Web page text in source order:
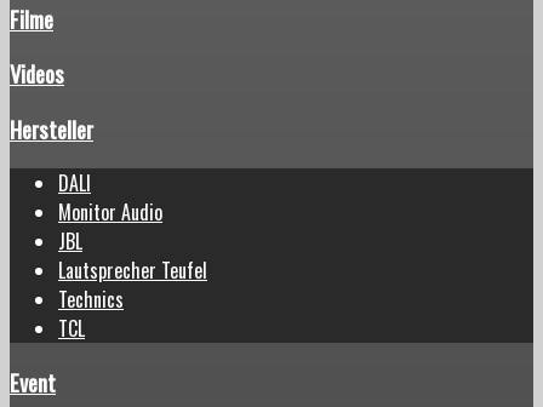
Filme
Videos
Hersteller
DALI
Monitor Audio
JBL
Lautsprecher Teufel
Technics
TCL
Event